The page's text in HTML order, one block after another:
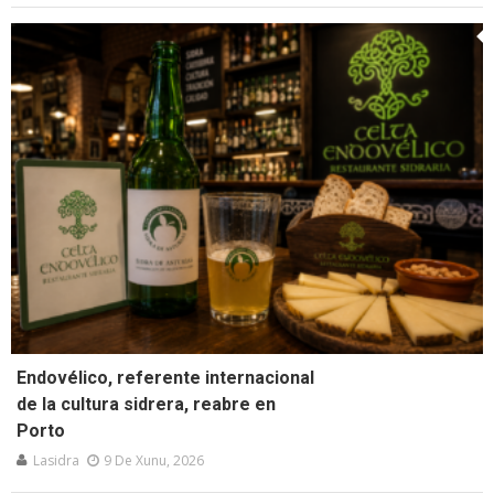
Endovélico, referente internacional
de la cultura sidrera, reabre en
Porto
Lasidra 9 De Xunu, 2026